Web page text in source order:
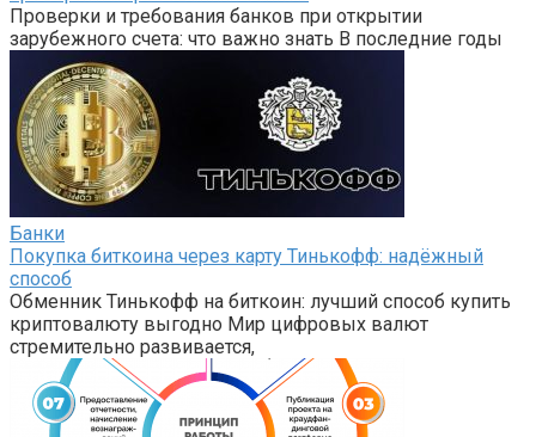
Проверки и требования банков при открытии
зарубежного счета: что важно знать В последние годы
Банки
Покупка биткоина через карту Тинькофф: надёжный
способ
Обменник Тинькофф на биткоин: лучший способ купить
криптовалюту выгодно Мир цифровых валют
стремительно развивается,